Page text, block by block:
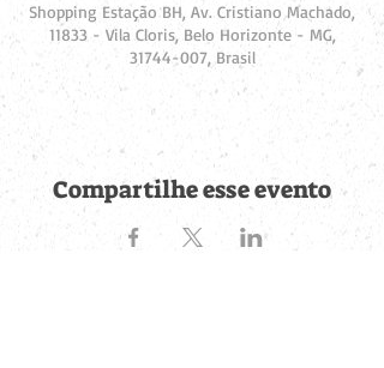
Shopping Estação BH, Av. Cristiano Machado,
11833 - Vila Cloris, Belo Horizonte - MG,
31744-007, Brasil
Compartilhe esse evento